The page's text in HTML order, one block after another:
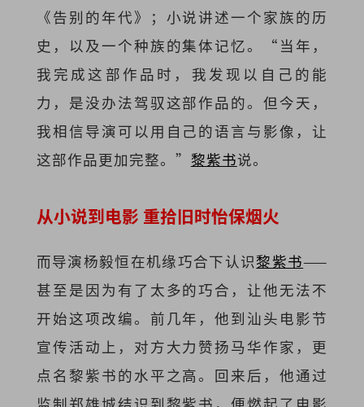
《告别的年代》；小说讲述一个家族的历
史，以及一个种族的集体记忆。“当年，
我完成这部作品时，我发现以自己的能
力，是没办法驾驭这部作品的。但今天，
我相信导演可以用自己的语言与影像，让
这部作品更加完整。” 黎紫书说。
从小说到电影 重拾旧时怡保烟火
而导演杨毅恒在机缘巧合下认识黎紫书——
甚至是因为有了太多的巧合，让他无法不
开始这项改编。前几年，他到汕头电影节
宣传活动上，对方大力赞扬马华作家，更
点名黎紫书的水平之高。回来后，他通过